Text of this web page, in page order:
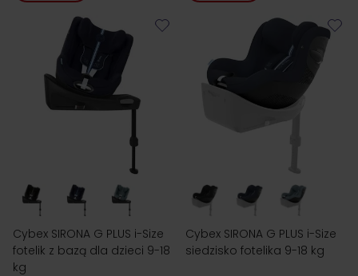
Cybex SIRONA G PLUS i-Size
fotelik z bazą dla dzieci 9-18
kg
Cybex SIRONA G PLUS i-Size
siedzisko fotelika 9-18 kg